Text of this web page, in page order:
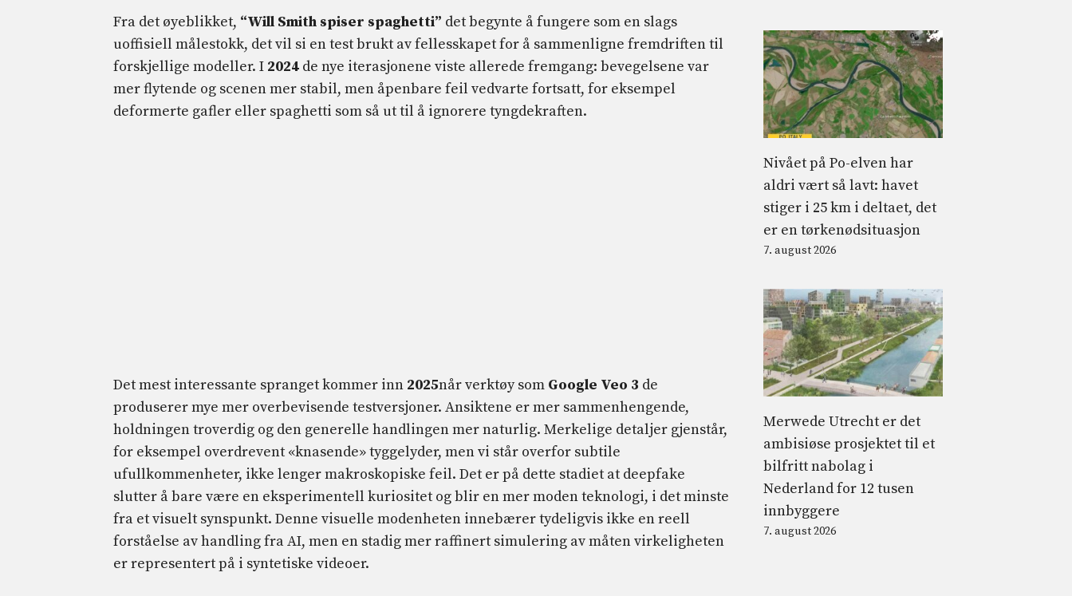
Fra det øyeblikket, “Will Smith spiser spaghetti” det begynte å fungere som en slags
uoffisiell målestokk, det vil si en test brukt av fellesskapet for å sammenligne fremdriften til
forskjellige modeller. I 2024 de nye iterasjonene viste allerede fremgang: bevegelsene var
mer flytende og scenen mer stabil, men åpenbare feil vedvarte fortsatt, for eksempel
deformerte gafler eller spaghetti som så ut til å ignorere tyngdekraften.
Det mest interessante spranget kommer inn 2025når verktøy som Google Veo 3 de
produserer mye mer overbevisende testversjoner. Ansiktene er mer sammenhengende,
holdningen troverdig og den generelle handlingen mer naturlig. Merkelige detaljer gjenstår,
for eksempel overdrevent «knasende» tyggelyder, men vi står overfor subtile
ufullkommenheter, ikke lenger makroskopiske feil. Det er på dette stadiet at deepfake
slutter å bare være en eksperimentell kuriositet og blir en mer moden teknologi, i det minste
fra et visuelt synspunkt. Denne visuelle modenheten innebærer tydeligvis ikke en reell
forståelse av handling fra AI, men en stadig mer raffinert simulering av måten virkeligheten
er representert på i syntetiske videoer.
Nivået på Po-elven har
aldri vært så lavt: havet
stiger i 25 km i deltaet, det
er en tørkenødsituasjon
7. august 2026
Merwede Utrecht er det
ambisiøse prosjektet til et
bilfritt nabolag i
Nederland for 12 tusen
innbyggere
7. august 2026